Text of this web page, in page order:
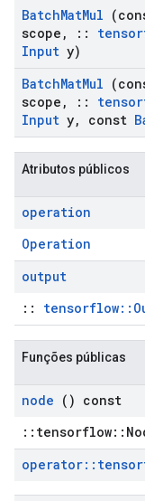
BatchMatMul
scope , ::
Input y)
BatchMatMul
scope , ::
Input y, const
Atributos públicos
operation
Operation
output
::
Funções públicas
node () const
operator::